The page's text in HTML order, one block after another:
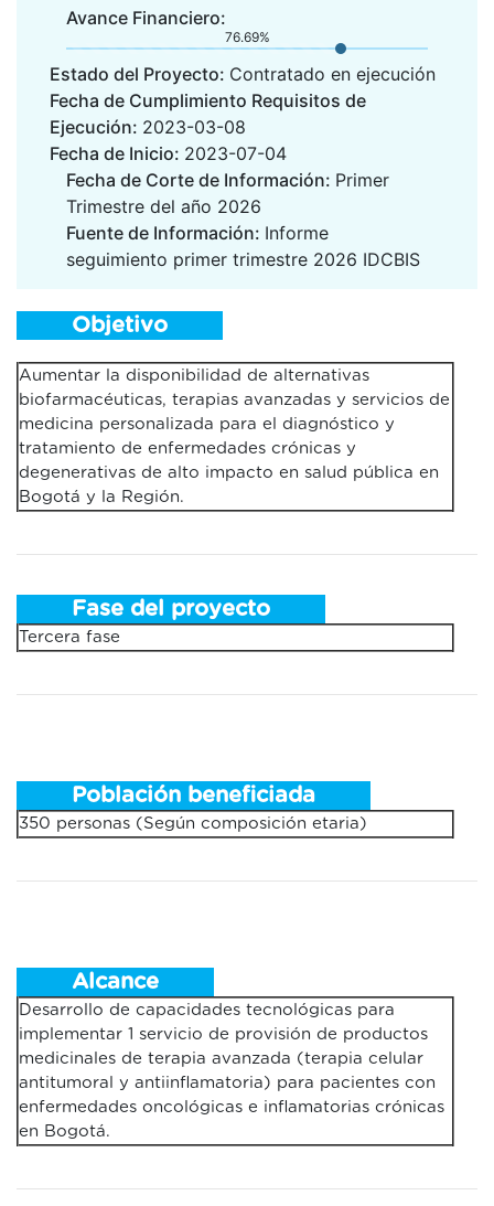
Avance Financiero:
76.69%
Estado del Proyecto: Contratado en ejecución
Fecha de Cumplimiento Requisitos de
Ejecución: 2023-03-08
Fecha de Inicio: 2023-07-04
Fecha de Corte de Información: Primer
Trimestre del año 2026
Fuente de Información: Informe
seguimiento primer trimestre 2026 IDCBIS
Objetivo
Aumentar la disponibilidad de alternativas
biofarmacéuticas, terapias avanzadas y servicios de
medicina personalizada para el diagnóstico y
tratamiento de enfermedades crónicas y
degenerativas de alto impacto en salud pública en
Bogotá y la Región.
Fase del proyecto
Tercera fase
Población beneficiada
350 personas (Según composición etaria)
Alcance
Desarrollo de capacidades tecnológicas para
implementar 1 servicio de provisión de productos
medicinales de terapia avanzada (terapia celular
antitumoral y antiinflamatoria) para pacientes con
enfermedades oncológicas e inflamatorias crónicas
en Bogotá.